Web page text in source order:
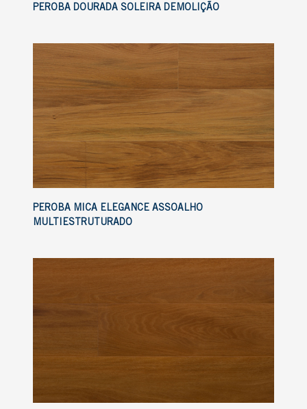
PEROBA DOURADA SOLEIRA DEMOLIÇÃO
PEROBA MICA ELEGANCE ASSOALHO
MULTIESTRUTURADO